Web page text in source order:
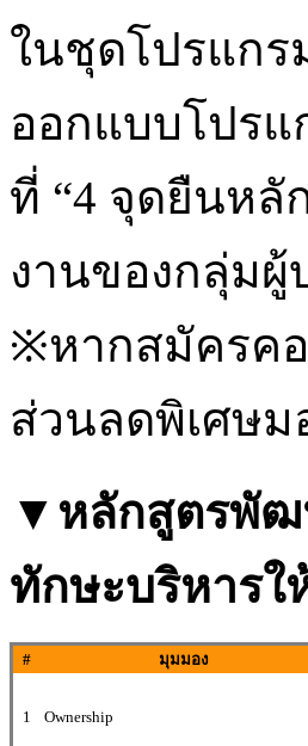
ในชุดโปรแกร
ออกแบบโปรแ
ที่ “4 จุดยืนหลั
งานของกลุ่มผู้
※หากสมัครค
ส่วนลดพิเศษม
▼ หลักสูตรพัฒ
ทักษะบริหารใ
# มุมมอง
1 Ownership